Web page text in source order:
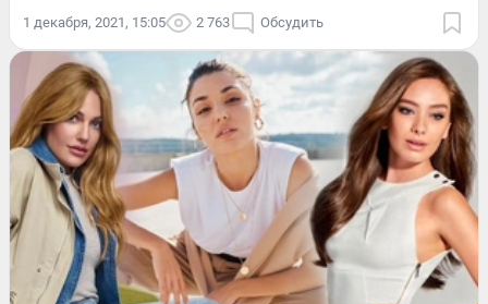
1 декабря, 2021, 15:05 2 763 Обсудить